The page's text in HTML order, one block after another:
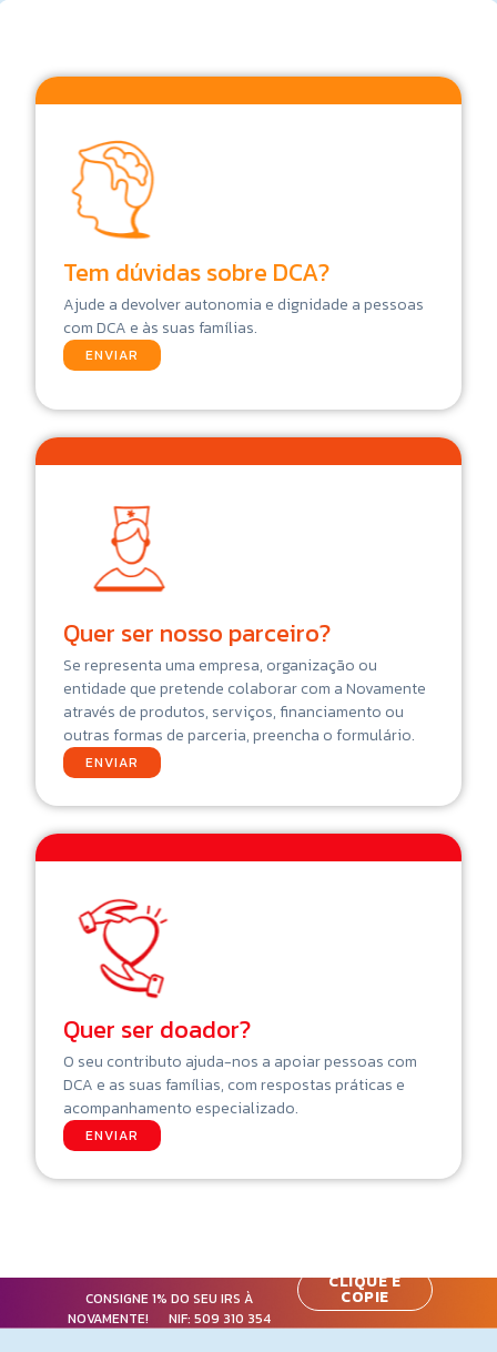
Tem dúvidas sobre DCA?
Ajude a devolver autonomia e dignidade a pessoas
com DCA e às suas famílias.
ENVIAR
Quer ser nosso parceiro?
Se representa uma empresa, organização ou
entidade que pretende colaborar com a Novamente
através de produtos, serviços, financiamento ou
outras formas de parceria, preencha o formulário.
ENVIAR
Quer ser doador?
O seu contributo ajuda-nos a apoiar pessoas com
DCA e as suas famílias, com respostas práticas e
acompanhamento especializado.
ENVIAR
CONSIGNE 1% DO SEU IRS À
NOVAMENTE! NIF:509 310 354
CLIQUE E
COPIE